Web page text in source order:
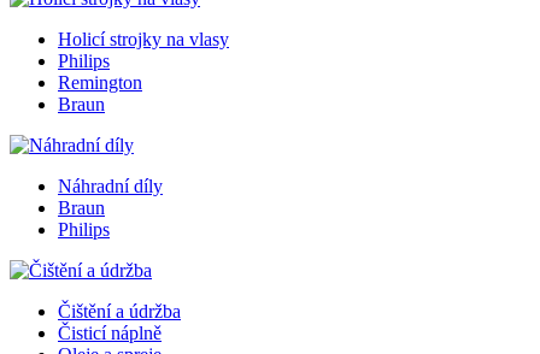
Holicí strojky na vlasy
Philips
Remington
Braun
Náhradní díly
Braun
Philips
Čištění a údržba
Čisticí náplně